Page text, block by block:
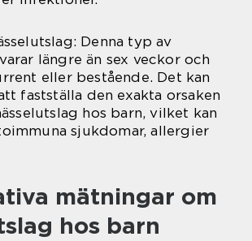
Denna typ av
längre än sex veckor och
eller bestående. Det kan
fastställa den exakta orsaken
hos barn, vilket kan
sjukdomar, allergier
mätningar om
hos barn